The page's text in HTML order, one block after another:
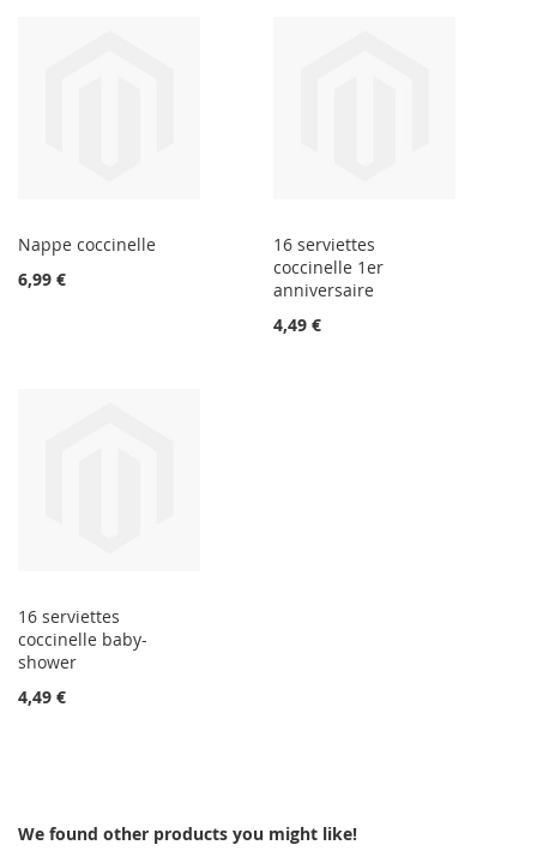
Nappe coccinelle
6,99 €
16 serviettes
coccinelle 1er
anniversaire
4,49 €
16 serviettes
coccinelle baby-
shower
4,49 €
We found other products you might like!